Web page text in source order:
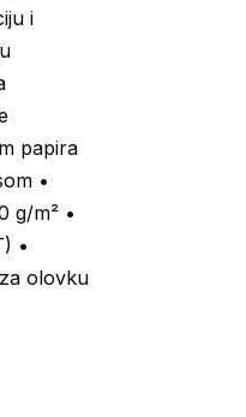
i
papira
•
g/m² •
•
olovku